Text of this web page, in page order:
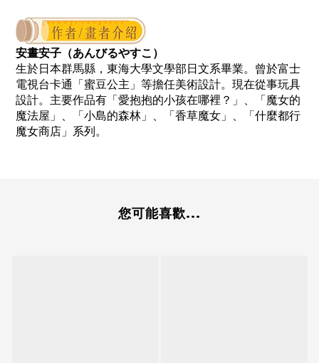
安晝安子（あんびるやすこ）
生於日本群馬縣，東海大學文學部日文系畢業。曾於富士
電視台卡通「蜜豆公主」等擔任美術設計。現在從事玩具
設計。主要作品有「愛抱抱的小孩在哪裡？」、「魔女的
魔法屋」、「小島的森林」、「香草魔女」、「什麼都行
魔女商店」系列。
您可能喜歡...